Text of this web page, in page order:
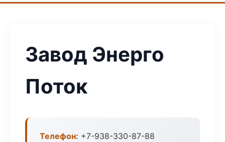
Завод Энерго
Поток
Телефон: +7-938-330-87-88